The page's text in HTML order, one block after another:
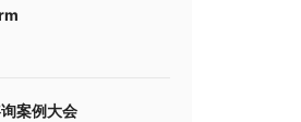
案例大会